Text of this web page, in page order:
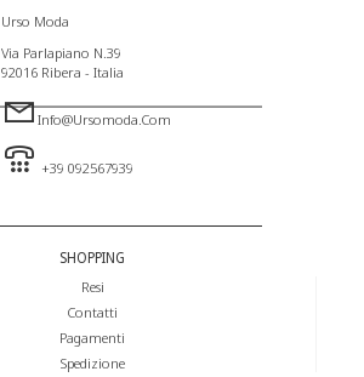
Urso Moda
Via Parlapiano N.39
92016 Ribera - Italia
Info@ursomoda.com
+39 092567939
SHOPPING
Resi
Contatti
Pagamenti
Spedizione